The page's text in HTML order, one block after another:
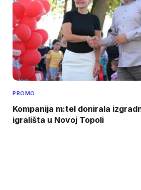
PROMO
Kompanija m:tel donirala
igrališta u Novoj Topoli